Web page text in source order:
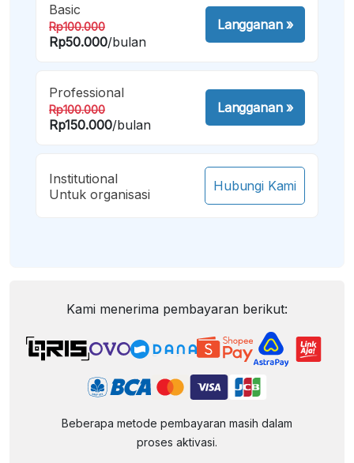
Basic
Rp100.000
Rp50.000/bulan
Langganan»
Professional
Rp100.000
Rp150.000/bulan
Langganan»
Institutional
Untuk organisasi
Hubungi Kami
Kami menerima pembayaran berikut:
Beberapa metode pembayaran masih dalam
proses aktivasi.